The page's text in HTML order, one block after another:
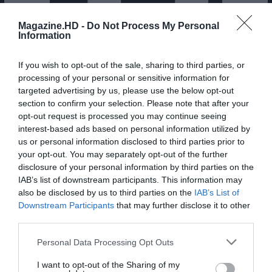
Magazine.HD - Do Not Process My Personal
Information
If you wish to opt-out of the sale, sharing to third parties, or
processing of your personal or sensitive information for
targeted advertising by us, please use the below opt-out
section to confirm your selection. Please note that after your
opt-out request is processed you may continue seeing
interest-based ads based on personal information utilized by
us or personal information disclosed to third parties prior to
your opt-out. You may separately opt-out of the further
disclosure of your personal information by third parties on the
IAB’s list of downstream participants. This information may
also be disclosed by us to third parties on the IAB’s List of
Downstream Participants that may further disclose it to other
Personal Data Processing Opt Outs
I want to opt-out of the Sharing of my
Pub